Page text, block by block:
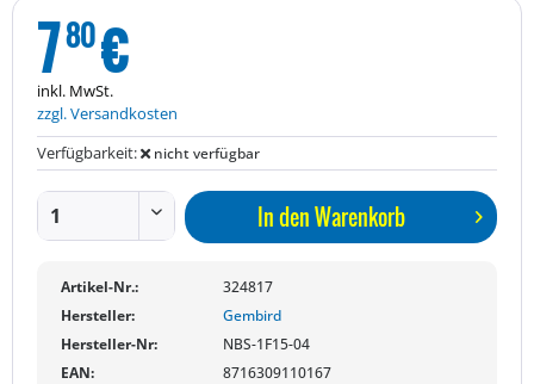
780€
inkl. MwSt.
zzgl. Versandkosten
Verfügbarkeit:
nicht verfügbar
In denWarenkorb
Artikel-Nr.:
324817
Hersteller:
Gembird
Hersteller-Nr:
NBS-1F15-04
EAN:
8716309110167